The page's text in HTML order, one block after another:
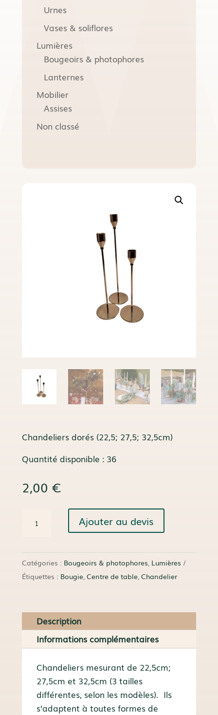
Urnes
Vases & soliflores
Lumières
Bougeoirs & photophores
Lanternes
Mobilier
Assises
Non classé
Chandeliers dorés (22,5; 27,5; 32,5cm)
Quantité disponible : 36
2,00 €
Joachim
Ajouter au devis
Catégories : Bougeoirs & photophores, Lumières
Étiquettes : Bougie, Centre de table, Chandelier
Description
Informations complémentaires
Chandeliers mesurant de 22,5cm;
27,5cm et 32,5cm (3 tailles
différentes, selon les modèles). Ils
s’adaptent à toutes formes de